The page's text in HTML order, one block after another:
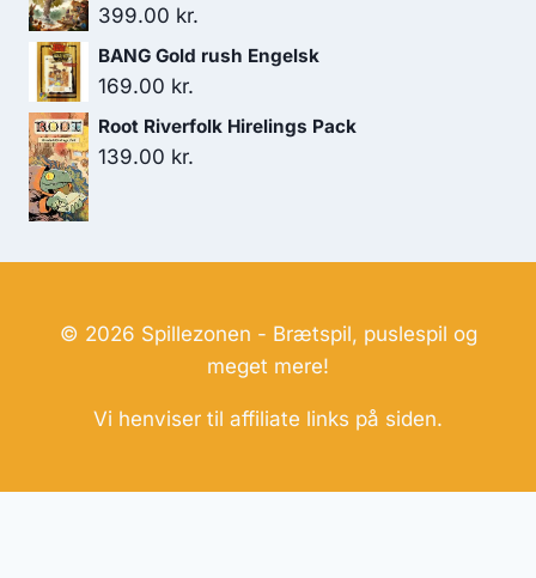
399.00 kr.
BANG Gold rush Engelsk
169.00 kr.
Root Riverfolk Hirelings Pack
139.00 kr.
© 2026 Spillezonen - Brætspil, puslespil og
meget mere!
Vi henviser til affiliate links på siden.